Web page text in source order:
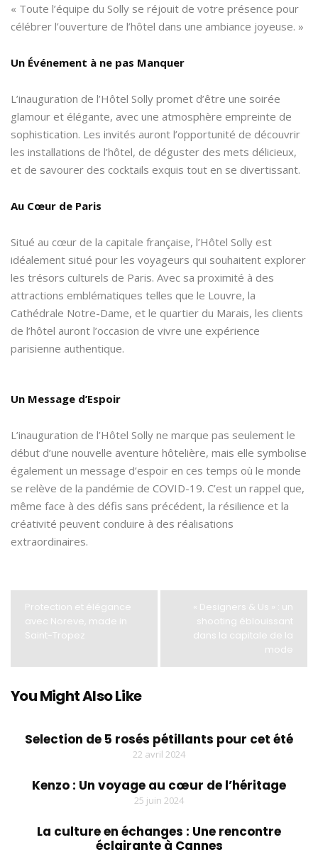
« Toute l’équipe du Solly se réjouit de votre présence pour
célébrer l’ouverture de l’hôtel dans une ambiance joyeuse. »
Un Événement à ne pas Manquer
L’inauguration de l’Hôtel Solly promet d’être une soirée
glamour et élégante, avec une atmosphère empreinte de
sophistication. Les invités auront l’opportunité de découvrir
les installations de l’hôtel, de déguster des mets délicieux,
et de savourer des cocktails exquis tout en se divertissant.
Au Cœur de Paris
Situé au cœur de la capitale française, l’Hôtel Solly est
idéalement situé pour les voyageurs qui souhaitent explorer
les trésors culturels de Paris. Avec sa proximité à des
attractions emblématiques telles que le Louvre, la
Cathédrale Notre-Dame, et le quartier du Marais, les clients
de l’hôtel auront l’occasion de vivre une expérience
parisienne authentique.
Un Message d’Espoir
L’inauguration de l’Hôtel Solly ne marque pas seulement le
début d’une nouvelle aventure hôtelière, mais elle symbolise
également un message d’espoir en ces temps où le monde
se relève de la pandémie de COVID-19. C’est un rappel que,
même face à des défis sans précédent, la résilience et la
créativité peuvent conduire à des réalisations
extraordinaires.
Protection et élégance
avec Noreve, made in
Saint-Tropez
« Designers & Us » : un
shooting éblouissant
dans la capitale de la
mode
You Might Also Like
Selection de 5 rosés pétillants pour cet été
22 avril 2024
Kenzo : Un voyage au cœur de l’héritage
25 juin 2024
La culture en échanges : Une rencontre
éclairante à Cannes